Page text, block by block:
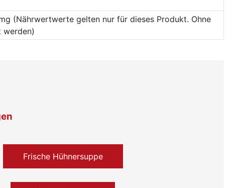
(Nährwertwerte gelten nur für dieses Produkt. Ohne
werden)
Frische Hühnersuppe